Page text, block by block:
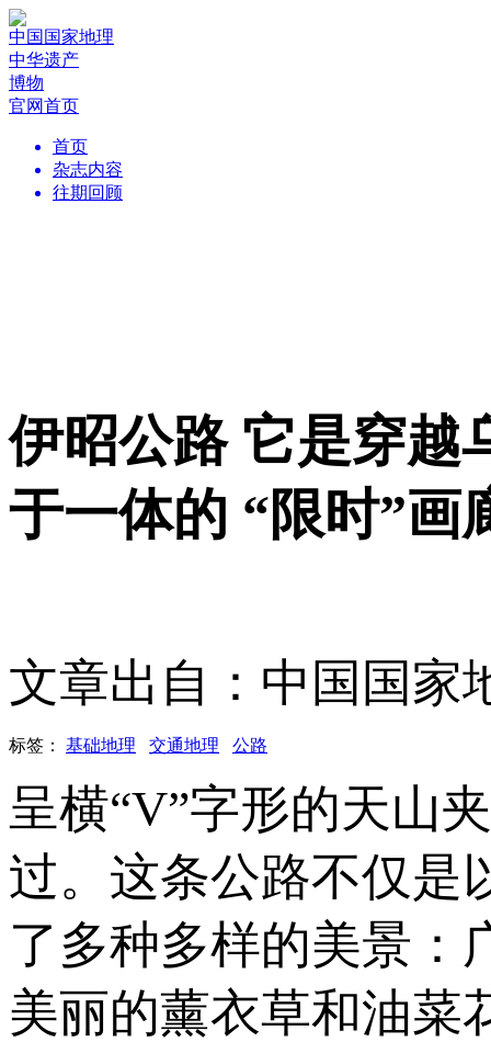
中国国家地理
中华遗产
博物
官网首页
首页
杂志内容
往期回顾
伊昭公路 它是穿越
于一体的 “限时”画
文章出自：中国国家
标签： 基础地理 交通地理 公路
呈横“V”字形的天山
过。这条公路不仅是
了多种多样的美景：
美丽的薰衣草和油